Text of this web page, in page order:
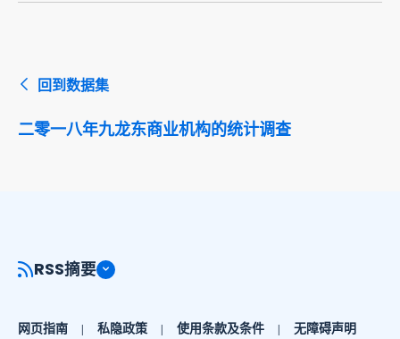
回到数据集
二零一八年九龙东商业机构的统计调查
RSS摘要
网页指南 私隐政策 使用条款及条件 无障碍声明